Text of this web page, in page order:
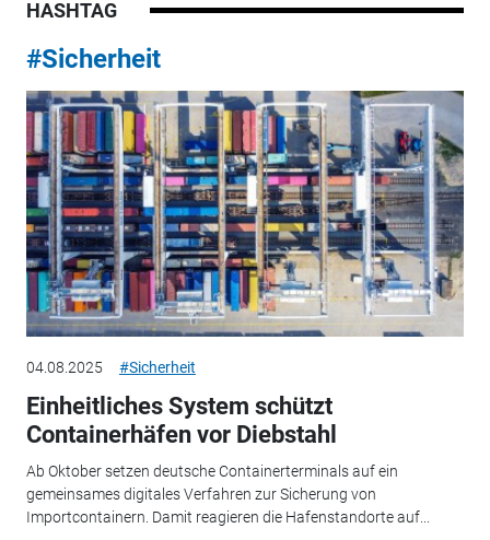
HASHTAG
#Sicherheit
04.08.2025 #Sicherheit
Einheitliches System schützt
Containerhäfen vor Diebstahl
Ab Oktober setzen deutsche Containerterminals auf ein
gemeinsames digitales Verfahren zur Sicherung von
Importcontainern. Damit reagieren die Hafenstandorte auf...